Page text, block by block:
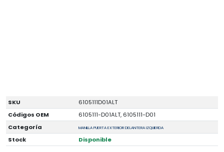
SKU
6105111D01ALT
Códigos OEM
6105111-D01ALT, 6105111-D01
Categoría
MANILLA PUERTA EXTERIOR DELANTERA IZQUIERDA
Stock Disponible